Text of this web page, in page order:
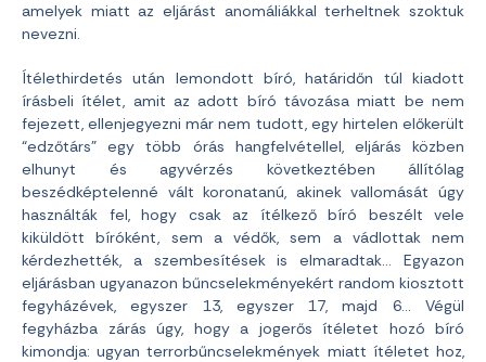
amelyek miatt az eljárást anomáliákkal terheltnek szoktuk
nevezni.
Ítélethirdetés után lemondott bíró, határidőn túl kiadott
írásbeli ítélet, amit az adott bíró távozása miatt be nem
fejezett, ellenjegyezni már nem tudott, egy hirtelen előkerült
“edzőtárs” egy több órás hangfelvétellel, eljárás közben
elhunyt és agyvérzés következtében állítólag
beszédképtelenné vált koronatanú, akinek vallomását úgy
használták fel, hogy csak az ítélkező bíró beszélt vele
kiküldött bíróként, sem a védők, sem a vádlottak nem
kérdezhették, a szembesítések is elmaradtak… Egyazon
eljárásban ugyanazon bűncselekményekért random kiosztott
fegyházévek, egyszer 13, egyszer 17, majd 6… Végül
fegyházba zárás úgy, hogy a jogerős ítéletet hozó bíró
kimondja: ugyan terrorbűncselekmények miatt ítéletet hoz,